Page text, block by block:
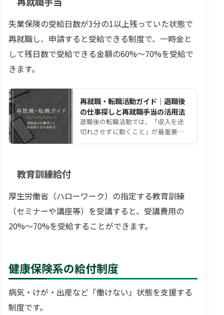
失業保険の受給日数が3分の1以上残っていた状態で
再就職し、申請すると受給できる制度で、一時金と
して残日数で受給できる金額の60%～70%を受給で
きます。
再就職・転職活動ガイド｜退職後
の仕事探しと再就職手当の活用法
退職後の転職活動では、「収入を途
切れさせずに動くこと」が最重要
教育訓練給付
厚生労働省（ハローワーク）の指定する教育訓練
（セミナーや講座等）を受講すると、受講費用の
20%～70%を受給することができます。
健康保険系の給付制度
病気・けが・出産など「働けない」状態を支援する
制度です。